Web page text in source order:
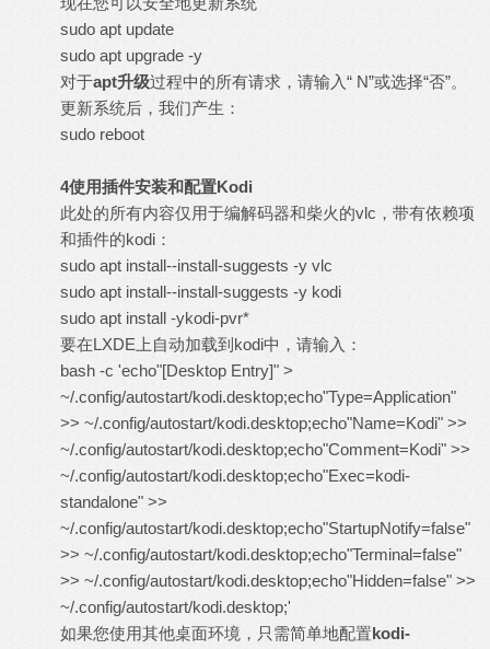
sudo apt update
sudo apt upgrade -y
对于apt升级过程中的所有请求，请输入“ N”或选择“否”。
更新系统后，我们产生：
sudo reboot
4使用插件安装和配置Kodi
此处的所有内容仅用于编解码器和柴火的vlc，带有依赖项
和插件的kodi：
sudo apt install--install-suggests -y vlc
sudo apt install--install-suggests -y kodi
sudo apt install -ykodi-pvr*
要在LXDE上自动加载到kodi中，请输入：
bash -c 'echo"[Desktop Entry]" >
~/.config/autostart/kodi.desktop;echo"Type=Application"
>> ~/.config/autostart/kodi.desktop;echo"Name=Kodi" >>
~/.config/autostart/kodi.desktop;echo"Comment=Kodi" >>
~/.config/autostart/kodi.desktop;echo"Exec=kodi-
standalone" >>
~/.config/autostart/kodi.desktop;echo"StartupNotify=false"
>> ~/.config/autostart/kodi.desktop;echo"Terminal=false"
>> ~/.config/autostart/kodi.desktop;echo"Hidden=false" >>
~/.config/autostart/kodi.desktop;'
如果您使用其他桌面环境，只需简单地配置kodi-